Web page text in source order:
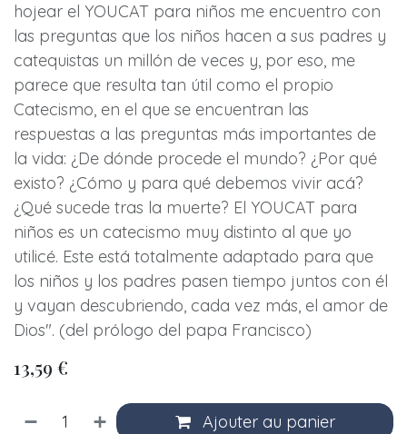
hojear el YOUCAT para niños me encuentro con
las preguntas que los niños hacen a sus padres y
catequistas un millón de veces y, por eso, me
parece que resulta tan útil como el propio
Catecismo, en el que se encuentran las
respuestas a las preguntas más importantes de
la vida: ¿De dónde procede el mundo? ¿Por qué
existo? ¿Cómo y para qué debemos vivir acá?
¿Qué sucede tras la muerte? El YOUCAT para
niños es un catecismo muy distinto al que yo
utilicé. Este está totalmente adaptado para que
los niños y los padres pasen tiempo juntos con él
y vayan descubriendo, cada vez más, el amor de
Dios". (del prólogo del papa Francisco)
13,59 €
Ajouter au panier